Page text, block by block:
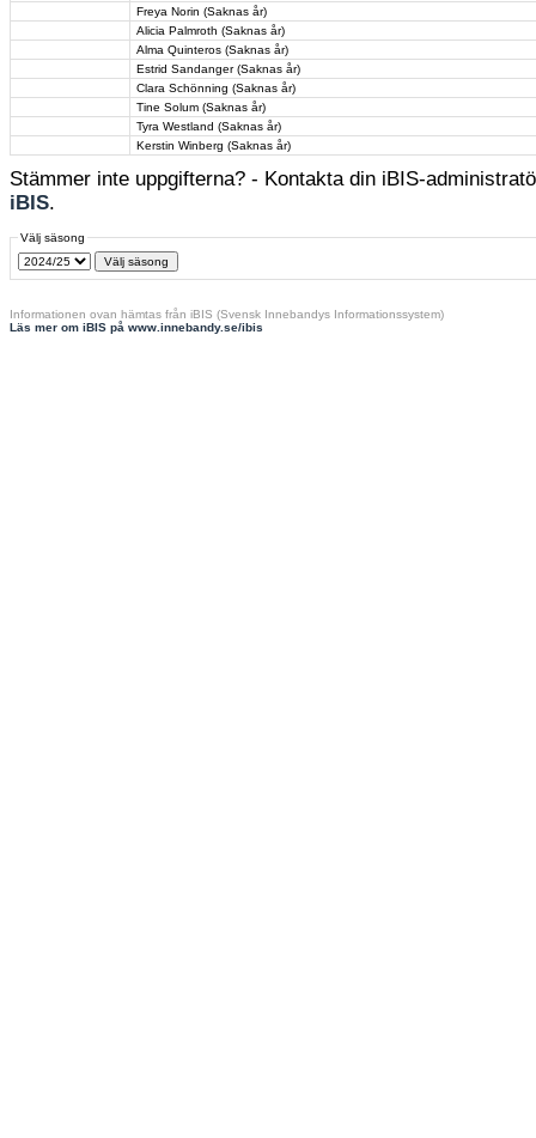
Freya Norin (Saknas år)
Alicia Palmroth (Saknas år)
Alma Quinteros (Saknas år)
Estrid Sandanger (Saknas år)
Clara Schönning (Saknas år)
Tine Solum (Saknas år)
Tyra Westland (Saknas år)
Kerstin Winberg (Saknas år)
Stämmer inte uppgifterna? - Kontakta din iBIS-
iBIS.
Välj säsong
Informationen ovan hämtas från iBIS (Svensk Innebandys Informationssystem)
Läs mer om iBIS på www.innebandy.se/ibis